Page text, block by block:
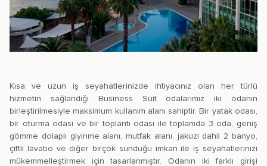
Kısa ve uzun iş seyahatlerinizde ihtiyacınız olan her türlü
hizmetin sağlandığı Business Süit odalarımız iki odanın
birleştirilmesiyle maksimum kullanım alanı sahiptir. Bir yatak odası,
bir oturma odası ve bir toplantı odası ile toplamda 3 oda, geniş
gömme dolaplı giyinme alanı, mutfak alanı, jakuzi dahil 2 banyo,
çiftli lavabo ve diğer birçok sunduğu imkan ile iş seyahatlerinizi
mükemmelleştirmek için tasarlanmıştır. Odanın iki farklı girişi